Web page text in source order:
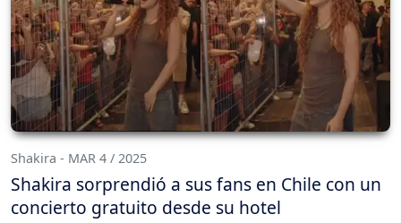
Shakira - MAR 4 / 2025
Shakira sorprendió a sus fans en Chile con un
concierto gratuito desde su hotel